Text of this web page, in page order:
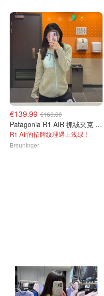
€139.99 €160.00
Patagonia R1 AIR 抓绒夹克 浅绿色
R1 Air的招牌纹理遇上浅绿！
Breuninger